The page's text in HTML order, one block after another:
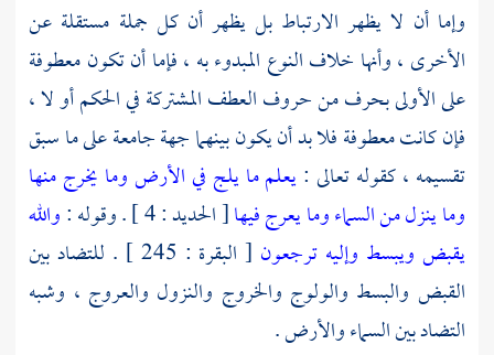
وإما أن لا يظهر الارتباط بل يظهر أن كل جملة مستقلة عن
الأخرى ، وأنها خلاف النوع المبدوء به ، فإما أن تكون معطوفة
على الأولى بحرف من حروف العطف المشتركة في الحكم أو لا ،
فإن كانت معطوفة فلا بد أن يكون بينهما جهة جامعة على ما سبق
تقسيمه ، كقوله تعالى :يعلم ما يلج في الأرض وما يخرج منها
وما ينزل من السماء وما يعرج فيها[ الحديد : 4 ] . وقوله :
والله
يقبض ويبسط وإليه ترجعون
[ البقرة : 245 ] . للتضاد بين
القبض والبسط والولوج والخروج والنزول والعروج ، وشبه
التضاد بين السماء والأرض .